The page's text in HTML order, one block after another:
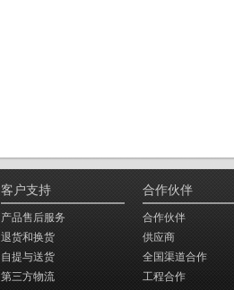
客户支持
产品售后服务
退货和换货
自提与送货
第三方物流
合作伙伴
合作伙伴
供应商
全国渠道合作
工程合作